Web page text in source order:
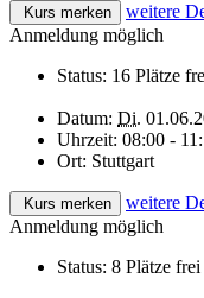
Kurs merken
weitere
Anmeldung möglich
Status: 16 Plätze
Datum: Di.
Uhrzeit: 08:00 -
Ort: Stuttgart
Kurs merken
weitere
Anmeldung möglich
Status: 8 Plätze frei